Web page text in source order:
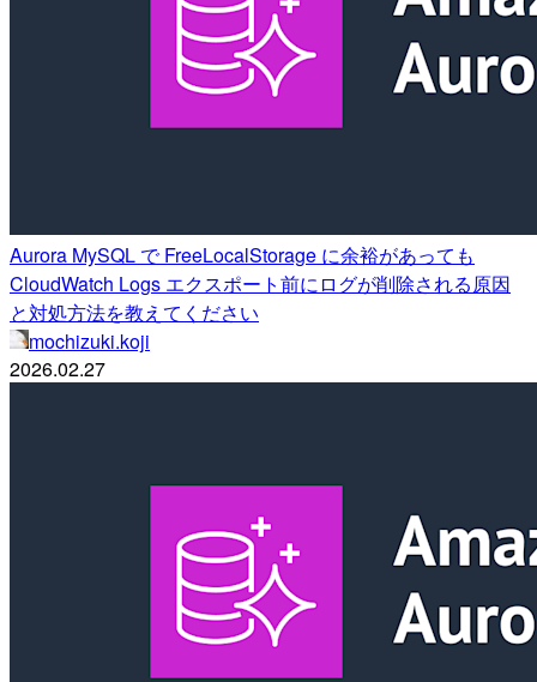
Aurora MySQL で FreeLocalStorage に余裕があっても
CloudWatch Logs エクスポート前にログが削除される原因
と対処方法を教えてください
mochizuki.koji
2026.02.27